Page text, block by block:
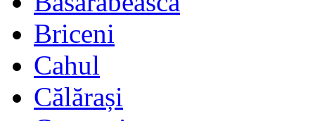
Briceni
Cahul
Călărași